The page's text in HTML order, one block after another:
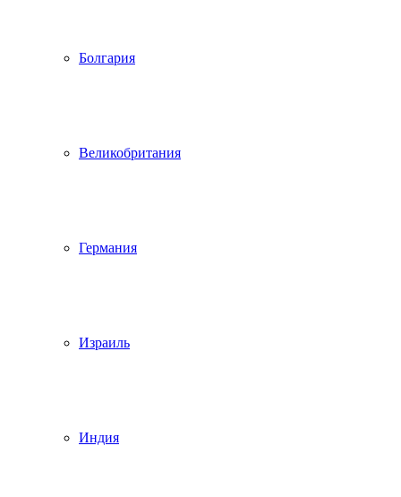
Болгария
Великобритания
Германия
Израиль
Индия